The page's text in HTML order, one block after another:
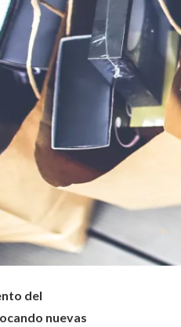
del
nuevas